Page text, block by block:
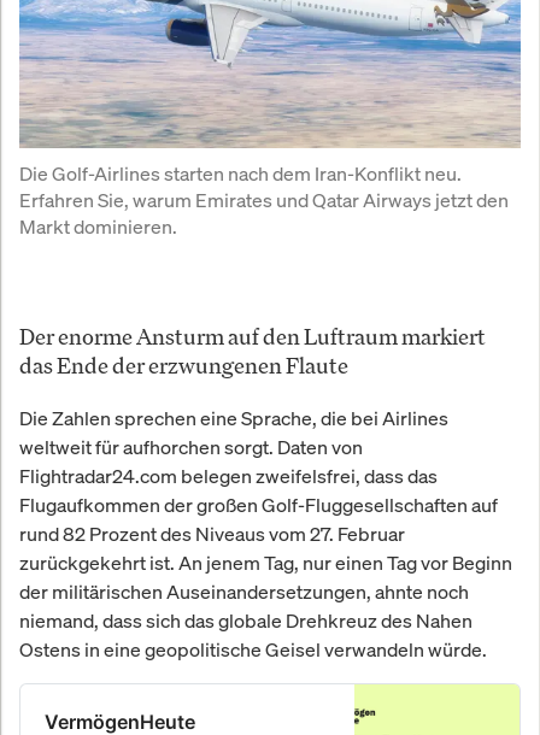
Die Golf-Airlines starten nach dem Iran-Konflikt neu.
Erfahren Sie, warum Emirates und Qatar Airways jetzt den
Markt dominieren.
Der enorme Ansturm auf den Luftraum markiert
das Ende der erzwungenen Flaute
Die Zahlen sprechen eine Sprache, die bei Airlines
weltweit für aufhorchen sorgt. Daten von
Flightradar24.com belegen zweifelsfrei, dass das
Flugaufkommen der großen Golf-Fluggesellschaften auf
rund 82 Prozent des Niveaus vom 27. Februar
zurückgekehrt ist. An jenem Tag, nur einen Tag vor Beginn
der militärischen Auseinandersetzungen, ahnte noch
niemand, dass sich das globale Drehkreuz des Nahen
Ostens in eine geopolitische Geisel verwandeln würde.
VermögenHeute